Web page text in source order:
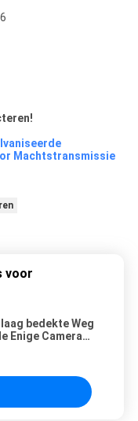
Machtstransmissie
voor
bedekte Weg
Enige Camera